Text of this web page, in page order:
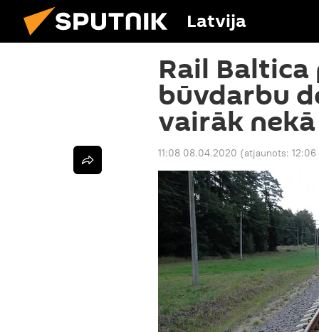
Latvija
Rail
būvdarbu
vairāk
11:08 08.04.2020 (atjaunots: